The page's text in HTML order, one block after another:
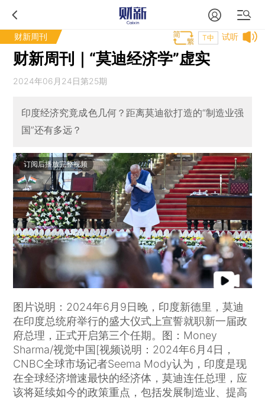
财新周刊 试听
T中
财新周刊｜“莫迪经济学”虚实
2024年06月24日第25期
印度经济究竟成色几何？距离莫迪欲打造的“制造业强
国”还有多远？
订阅后播放完整视频
图片说明：2024年6月9日晚，印度新德里，莫迪
在印度总统府举行的盛大仪式上宣誓就职新一届政
府总理，正式开启第三个任期。图：Money
Sharma/视觉中国[视频说明：2024年6月4日，
CNBC全球市场记者Seema Mody认为，印度是现
在全球经济增速最快的经济体，莫迪连任总理，应
该将延续如今的政策重点，包括发展制造业、提高